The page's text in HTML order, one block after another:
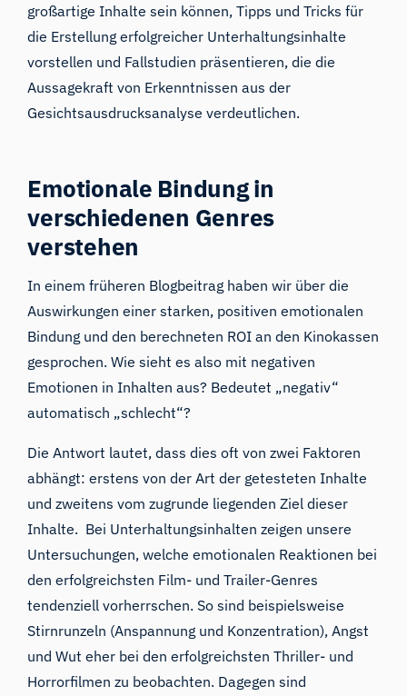
großartige Inhalte sein können, Tipps und Tricks für
die Erstellung erfolgreicher Unterhaltungsinhalte
vorstellen und Fallstudien präsentieren, die die
Aussagekraft von Erkenntnissenaus der
Gesichtsausdrucksanalyse verdeutlichen.
Emotionale Bindung in
verschiedenen Genres
verstehen
In einem früheren Blogbeitrag haben wir über die
Auswirkungen einer starken, positiven emotionalen
Bindung und den berechneten ROI an den Kinokassen
gesprochen. Wie sieht es also mit negativen
Emotionen in Inhalten aus? Bedeutet „negativ“
automatisch „schlecht“?
Die Antwort lautet, dass dies oft von zwei Faktoren
abhängt: erstens von der Art der getesteten Inhalte
und zweitens vom zugrunde liegenden Ziel dieser
Inhalte. Bei Unterhaltungsinhalten zeigen unsere
Untersuchungen, welche emotionalen Reaktionen bei
den erfolgreichsten Film- und Trailer-Genres
tendenziell vorherrschen. So sind beispielsweise
Stirnrunzeln (Anspannung und Konzentration), Angst
und Wut eher bei den erfolgreichsten Thriller- und
Horrorfilmen zu beobachten. Dagegen sind